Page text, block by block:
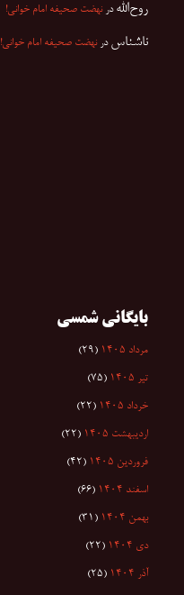
روح‌الله درنهضت صحیفه امام خوانی!
ناشناس درنهضت صحیفه امام خوانی!
بایگانی شمسی
مرداد ۱۴۰۵ (۲۹)
تیر ۱۴۰۵ (۷۵)
خرداد ۱۴۰۵ (۲۲)
اردیبهشت ۱۴۰۵ (۲۲)
فروردین ۱۴۰۵ (۴۲)
اسفند ۱۴۰۴ (۶۶)
بهمن ۱۴۰۴ (۳۱)
دی ۱۴۰۴ (۲۲)
آذر ۱۴۰۴ (۲۵)